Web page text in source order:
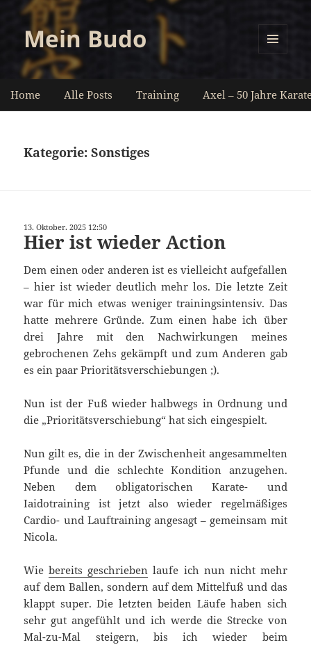
Mein Budo
Home Alle Posts Training Axel – 50 Jahre
Kategorie:Sonstiges
13. Oktober. 2025 12:50
Hier ist wieder Action
Dem einen oder anderen ist es vielleicht aufgefallen
– hier ist wieder deutlich mehr los. Die letzte Zeit
war für mich etwas weniger trainingsintensiv. Das
hatte mehrere Gründe. Zum einen habe ich über
drei Jahre mit den Nachwirkungen meines
gebrochenen Zehs gekämpft und zum Anderen gab
es ein paar Prioritätsverschiebungen ;).
Nun ist der Fuß wieder halbwegs in Ordnung und
die „Prioritätsverschiebung“ hat sich eingespielt.
Nun gilt es, die in der Zwischenheit angesammelten
Pfunde und die schlechte Kondition anzugehen.
Neben dem obligatorischen Karate- und
Iaidotraining ist jetzt also wieder regelmäßiges
Cardio- und Lauftraining angesagt – gemeinsam mit
Nicola.
Wiebereits geschrieben laufe ich nun nicht mehr
auf dem Ballen, sondern auf dem Mittelfuß und das
klappt super. Die letzten beiden Läufe haben sich
sehr gut angefühlt und ich werde die Strecke von
Mal-zu-Mal steigern, bis ich wieder beim